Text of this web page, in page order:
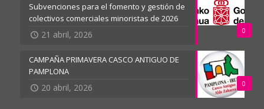
0
Subvenciones para el fomento y gestión de
colectivos comerciales minoristas de 2026
21 abril, 2026
0
CAMPAÑA PRIMAVERA CASCO ANTIGUO DE
PAMPLONA
20 abril, 2026